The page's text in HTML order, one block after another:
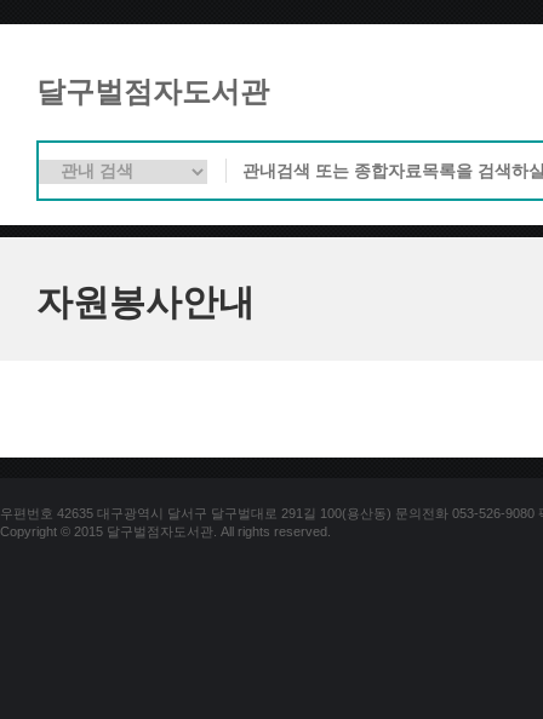
달구벌점자도서관
자원봉사안내
우편번호 42635 대구광역시 달서구 달구벌대로 291길 100(용산동) 문의전화 053-526-9080
Copyright © 2015 달구벌점자도서관. All rights reserved.